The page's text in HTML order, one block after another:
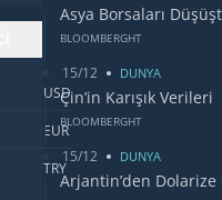
USD
EUR
değeri
TRY
Asya Borsaları
BLOOMBERGHT
15/12 DUNYA
Çin’in Karışık Verileri
BLOOMBERGHT
15/12 DUNYA
Arjantin’den Dolarize